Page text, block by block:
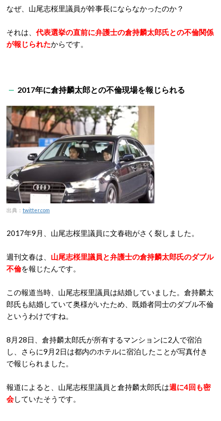
なぜ、山尾志桜里議員が幹事長にならなかったのか？
それは、 代表選挙の直前に弁護士の倉持麟太郎氏との不倫関係
が報じられたからです。
2017年に倉持麟太郎との不倫現場を報じられる
出典： twitter.com
2017年9月、山尾志桜里議員に文春砲がさく裂しました。
週刊文春は、 山尾志桜里議員と弁護士の倉持麟太郎氏のダブル
不倫を報じたんです。
この報道当時、山尾志桜里議員は結婚していました。倉持麟太
郎氏も結婚していて奥様がいたため、既婚者同士のダブル不倫
というわけですね。
8月28日、倉持麟太郎氏が所有するマンションに2人で宿泊
し、さらに9月2日は都内のホテルに宿泊したことが写真付き
で報じられました。
報道によると、山尾志桜里議員と倉持麟太郎氏は週に4回も密
会していたそうです。